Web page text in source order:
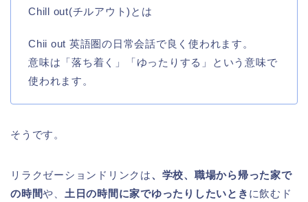
Chill out(チルアウト)とは
Chii out 英語圏の日常会話で良く使われます。
意味は「落ち着く」「ゆったりする」という意味で
使われます。
そうです。
リラクゼーションドリンクは、学校、職場から帰った家で
の時間や、 土日の時間に家でゆったりしたいとき に飲むド